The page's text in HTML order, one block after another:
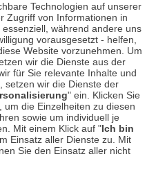
Technologien auf unserer
Zugriff von Informationen in
während andere uns
vorausgesetzt - helfen,
Website vorzunehmen. Um
wir die Dienste aus der
für Sie relevante Inhalte und
setzen wir die Dienste der
" ein. Klicken Sie
um die Einzelheiten zu diesen
sowie um individuell je
Mit einem Klick auf "Ich bin
Einsatz aller Dienste zu. Mit
Sie den Einsatz aller nicht
Besser als
ja, kommt Ihnen in
nicht
in den Sinn.
in…